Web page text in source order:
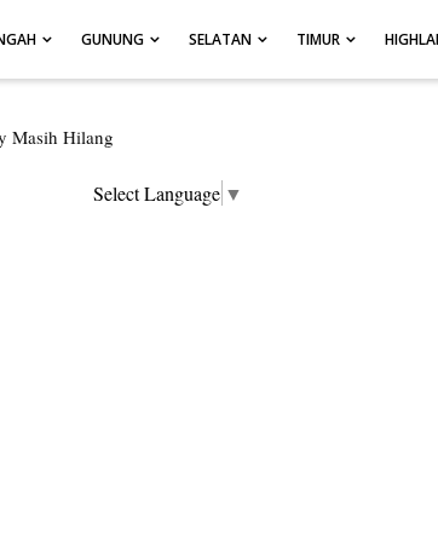
GUNUNG SELATAN TIMUR
Pegunungan Arfak
Pencurian Dan Mengamankan Satu Tersangka Di
Select Language ▼